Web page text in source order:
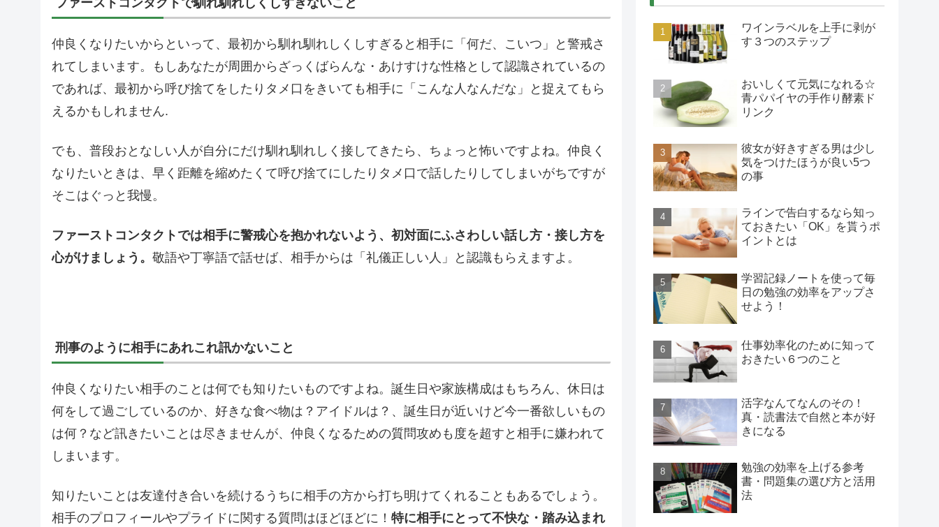
仲良くなりたいからといって、最初から馴れ馴れしくしすぎると相手に「何だ、こいつ」と警戒さ
れてしまいます。もしあなたが周囲からざっくばらんな・あけすけな性格として認識されているの
であれば、最初から呼び捨てをしたりタメ口をきいても相手に「こんな人なんだな」と捉えてもら
えるかもしれません.
でも、普段おとなしい人が自分にだけ馴れ馴れしく接してきたら、ちょっと怖いですよね。仲良く
なりたいときは、早く距離を縮めたくて呼び捨てにしたりタメ口で話したりしてしまいがちですが
そこはぐっと我慢。
ファーストコンタクトでは相手に警戒心を抱かれないよう、初対面にふさわしい話し方・接し方を
心がけましょう。 敬語や丁寧語で話せば、相手からは「礼儀正しい人」と認識もらえますよ。
刑事のように相手にあれこれ訊かないこと
仲良くなりたい相手のことは何でも知りたいものですよね。誕生日や家族構成はもちろん、休日は
何をして過ごしているのか、好きな食べ物は？アイドルは？、誕生日が近いけど今一番欲しいもの
は何？など訊きたいことは尽きませんが、仲良くなるための質問攻めも度を超すと相手に嫌われて
しまいます。
知りたいことは友達付き合いを続けるうちに相手の方から打ち明けてくれることもあるでしょう。
相手のプロフィールやプライドに関する質問はほどほどに！ 特に相手にとって不快な・踏み込まれ
ワインラベルを上手に剥が
す３つのステップ
おいしくて元気になれる☆
青パパイヤの手作り酵素ド
リンク
彼女が好きすぎる男は少し
気をつけたほうが良い5つ
の事
ラインで告白するなら知っ
ておきたい「OK」を貰うポ
イントとは
学習記録ノートを使って毎
日の勉強の効率をアップさ
せよう！
仕事効率化のために知って
おきたい６つのこと
活字なんてなんのその！
真・読書法で自然と本が好
きになる
勉強の効率を上げる参考
書・問題集の選び方と活用
法